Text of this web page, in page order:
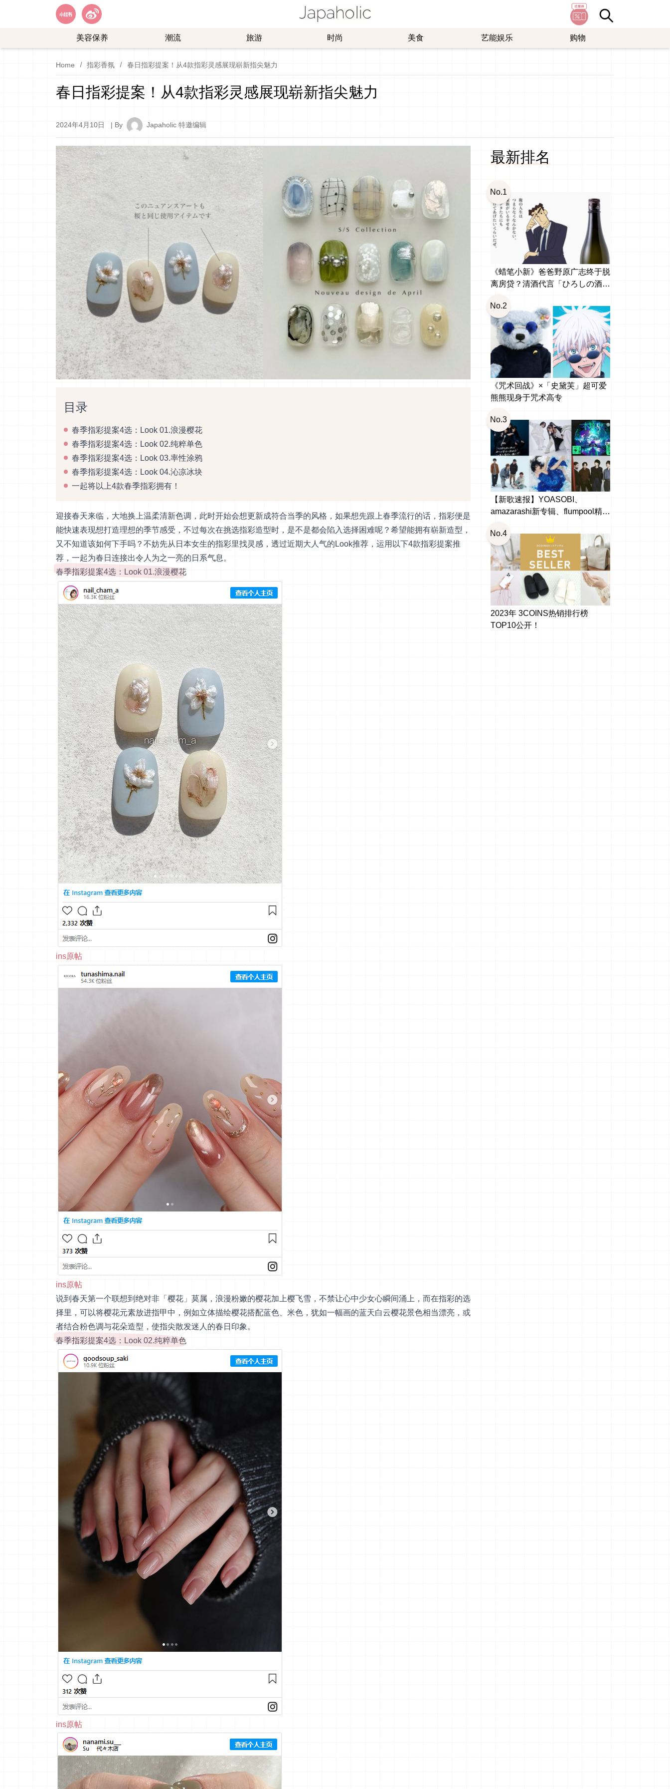
美容保养 潮流 旅游 时尚 美食 艺能娱乐
购物
物
Home 指彩香氛 春日指彩提案！从4款指彩灵感展现崭新指尖魅力
春日指彩提案！从4款指彩灵感展现崭新指尖魅力
2024年4月10日 | By Japaholic 特邀编辑
目录
春季指彩提案4选：Look 01.浪漫樱花
春季指彩提案4选：Look 02.纯粹单色
春季指彩提案4选：Look 03.率性涂鸦
春季指彩提案4选：Look 04.沁凉冰块
一起将以上4款春季指彩拥有！
迎接春天来临，大地换上温柔清新色调，此时开始会想更新成符合当季的风格，如果想先跟上春季流行的话，指彩便是
能快速表现想打造理想的季节感受，不过每次在挑选指彩造型时，是不是都会陷入选择困难呢？希望能拥有崭新造型，
又不知道该如何下手吗？不妨先从日本女生的指彩里找灵感，透过近期大人气的Look推荐，运用以下4款指彩提案推
荐，一起为春日连接出令人为之一亮的日系气息。
春季指彩提案4选：Look 01.浪漫樱花
ins原帖
ins原帖
说到春天第一个联想到绝对非「樱花」莫属，浪漫粉嫩的樱花加上樱飞雪，不禁让心中少女心瞬间涌上，而在指彩的选
择里，可以将樱花元素放进指甲中，例如立体描绘樱花搭配蓝色、米色，犹如一幅画的蓝天白云樱花景色相当漂亮，或
者结合粉色调与花朵造型，使指尖散发迷人的春日印象。
春季指彩提案4选：Look 02.纯粹单色
ins原帖
最新排名
No.1
《蜡笔小新》爸爸野原广志终于脱
离房贷？清酒代言「ひろしの酒
No.2
《咒术回战》×「史黛芙」超可爱
熊熊现身于咒术高专
No.3
【新歌速报】YOASOBI、
amazarashi新专辑、flumpool精选
No.4
2023年 3COINS热销排行榜
TOP10公开！